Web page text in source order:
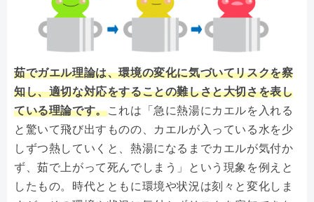
茹でガエル理論は、環境の変化に気づいてリスクを察
知し、適切な対応をすることの難しさと大切さを表し
ている理論です。これは「急に熱湯にカエルを入れる
と驚いて飛び出すものの、カエルが入っている水を少
しずつ熱していくと、熱湯になるまでカエルが気付か
ず、茹で上がって死んでしまう」という現象を例えと
したもの。時代とともに環境や状況は刻々と変化しま